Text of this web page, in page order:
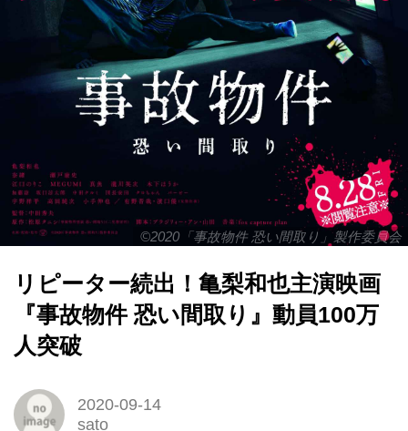
©2020「事故物件 恐い間取り」製作委員会
リピーター続出！亀梨和也主演映画
『事故物件 恐い間取り』動員100万
人突破
2020-09-14
sato